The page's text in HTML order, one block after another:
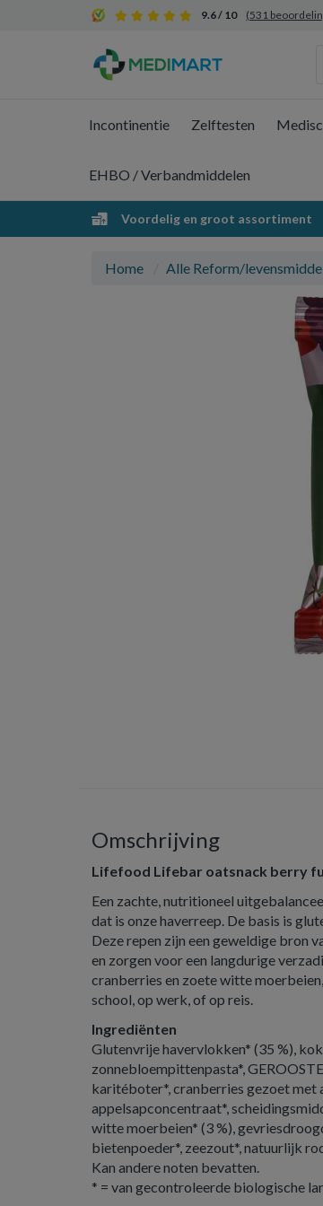
9.6 / 10 (531
Incontinentie Zelftesten
EHBO / Verbandmiddelen
Voordelig en groot assortiment
Home Alle Reform/
Omschrijving
Lifefood Lifebar oatsnack berry
Een zachte, nutritioneel
dat is onze haverreep. De basis is
Deze repen zijn een geweldige bron
en zorgen voor een langdurige
cranberries en zoete witte
school, op werk, of op reis.
Ingrediënten
Glutenvrije havervlokken* (35 %),
zonnebloempittenpasta*,
karitéboter*, cranberries gezoet met
appelsapconcentraat*,
witte moerbeien* (3 %),
bietenpoeder*, zeezout*, natuurlijk
Kan andere noten bevatten.
* = van gecontroleerde biologische